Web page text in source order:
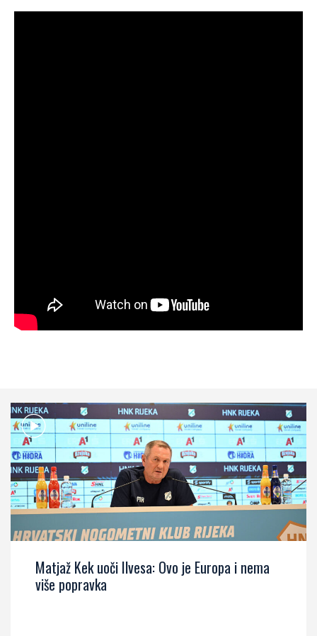
Matjaž Kek uoči Ilvesa: Ovo je Europa i nema
više popravka